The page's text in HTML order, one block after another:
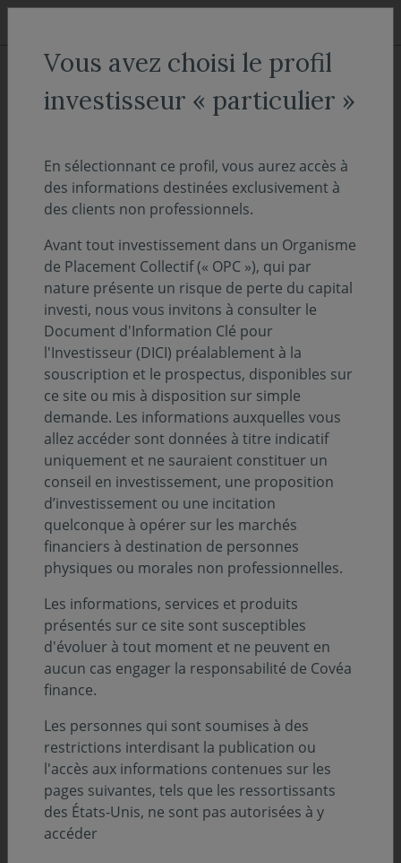
Aller au menu
Aller au contenu
ACCUEIL Actualités
obtient le label Finansol
28 septembre 2021
Covéa Finance, société de gestion de
portefeuilles du groupe Covéa, vient d’obtenir
la labellisation Finansol de son fonds Covéa
Actions Solidaires.
Gage de confiance qui facilite et garantit le choix
de l'épargnant, le label Finansol vient confirmer la
démarche solidaire de Covéa Actions Solidaires.
« Covéa Actions Solidaires a obtenu le
label ISR en 2018. Cette nouvelle
labellisation par Finansol est une preuve
supplémentaire de notre engagement
dans la finance responsable et solidaire.
Vous avez choisi le profil
investisseur « particulier »
En sélectionnant ce profil, vous aurez accès à
des informations destinées exclusivement à
des clients non professionnels.
Avant tout investissement dans un Organisme
de Placement Collectif (« OPC »), qui par
nature présente un risque de perte du capital
investi, nous vous invitons à consulter le
Document d'Information Clé pour
l'Investisseur (DICI) préalablement à la
souscription et le prospectus, disponibles sur
ce site ou mis à disposition sur simple
demande. Les informations auxquelles vous
allez accéder sont données à titre indicatif
uniquement et ne sauraient constituer un
conseil en investissement, une proposition
d’investissement ou une incitation
quelconque à opérer sur les marchés
financiers à destination de personnes
physiques ou morales non professionnelles.
Les informations, services et produits
présentés sur ce site sont susceptibles
d'évoluer à tout moment et ne peuvent en
aucun cas engager la responsabilité de Covéa
finance.
Les personnes qui sont soumises à des
restrictions interdisant la publication ou
l'accès aux informations contenues sur les
pages suivantes, tels que les ressortissants
des États-Unis, ne sont pas autorisées à y
accéder